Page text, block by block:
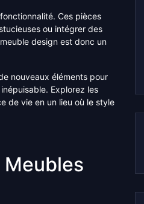
Ces pièces
ou intégrer des
design est donc un
nouveaux éléments pour
Explorez les
de vie en un lieu où le style
Meubles